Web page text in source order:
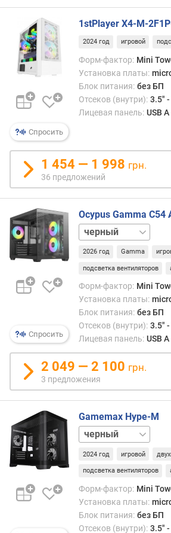
м
о
т
д
о
р
г
и
х
к
д
е
е
в
ы
м
п
о
ы
в
а
м
п
о
д
а
т
е
о
б
Спросить
1stPlayer X4-M-
2024 год игровой
Форм-фактор: Mini
Установка платы:
Блок питания: без БП
Отсеков (внутри): 3.5"
Лицевая панель: USB
1 454 — 1 998 грн.
36 предложений
Спросить
Ocypus Gamma C54
белый
2026 год Gamma
подсветка вентиляторов
Форм-фактор: Mini
Установка платы:
Блок питания: без БП
Отсеков (внутри): 3.5"
Лицевая панель: USB
2 049 — 2 100 грн.
3 предложения
Gamemax Hype-M
белый
2024 год игровой
подсветка вентиляторов
Форм-фактор: Mini
Установка платы:
Блок питания: без БП
Отсеков (внутри): 3.5"